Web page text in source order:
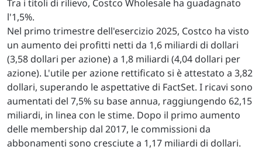
Tra i titoli di rilievo, Costco Wholesale ha guadagnato
l'1,5%.
Nel primo trimestre dell'esercizio 2025, Costco ha visto
un aumento dei profitti netti da 1,6 miliardi di dollari
(3,58 dollari per azione) a 1,8 miliardi (4,04 dollari per
azione). L'utile per azione rettificato si è attestato a 3,82
dollari, superando le aspettative di FactSet. I ricavi sono
aumentati del 7,5% su base annua, raggiungendo 62,15
miliardi, in linea con le stime. Dopo il primo aumento
delle membership dal 2017, le commissioni da
abbonamenti sono cresciute a 1,17 miliardi di dollari.